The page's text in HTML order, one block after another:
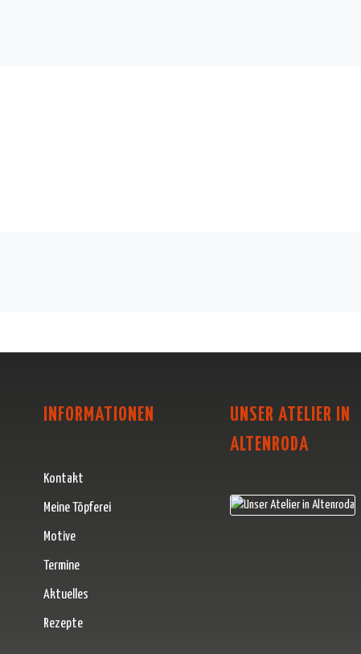
INFORMATIONEN
Kontakt
Meine Töpferei
Motive
Termine
Aktuelles
Rezepte
UNSER ATELIER IN
ALTENRODA